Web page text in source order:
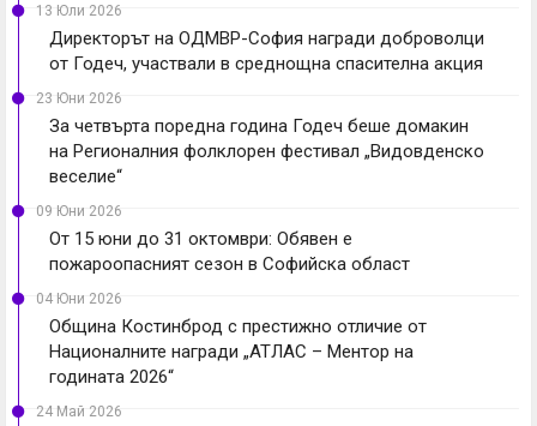
13 Юли 2026
Директорът на ОДМВР-София награди доброволци
от Годеч, участвали в среднощна спасителна акция
23 Юни 2026
За четвърта поредна година Годеч беше домакин
на Регионалния фолклорен фестивал „Видовденско
веселие“
09 Юни 2026
От 15 юни до 31 октомври: Обявен е
пожароопасният сезон в Софийска област
04 Юни 2026
Община Костинброд с престижно отличие от
Националните награди „АТЛАС – Ментор на
годината 2026“
24 Май 2026